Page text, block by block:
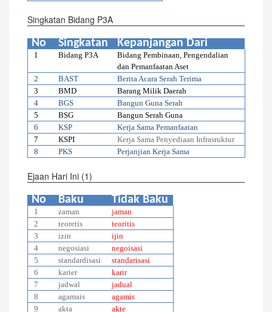
Singkatan Bidang P3A
No
Singkatan Kepanjangan Dari
1 Bidang P3A
Bidang Pembinaan, Pengendalian
dan Pemanfaatan Aset
2
BAST
Berita Acara Serah Terima
3
BMD
Barang Milik Daerah
4
BGS
Bangun Guna Serah
5
BSG
Bangun Serah Guna
6
KSP
Kerja Sama Pemanfaatan
7
KSPI
Kerja Sama Penyediaan Infrasruktur
8
PKS Perjanjian Kerja Sama
Ejaan Hari Ini (1)
No
Baku Tidak Baku
1 zaman
jaman
2
teoretis
teoritis
3
izin
ijin
4
negosiasi
negoisasi
5
standardisasi
standarisasi
6
karier
karir
7
jadwal
jadual
8
agamais
agamis
9
akta
akte